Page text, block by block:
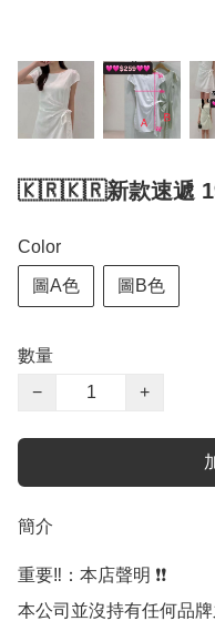
🇰🇷🇰🇷新款速遞
Color
圖A色 圖B色
數量
−
+
簡介
重要‼️：本店聲明 ❗️❗️
本公司並沒持有任何品